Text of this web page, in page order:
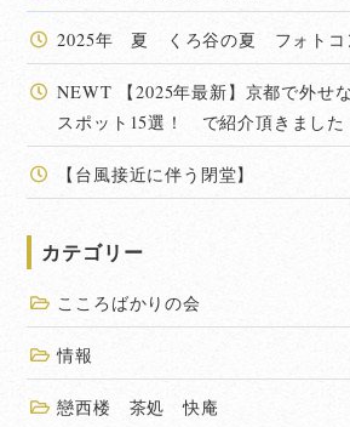
2025年 夏 くろ谷の夏 フォトコ
NEWT 【2025年最新】京都で外せ
スポット15選！ で紹介頂きました
【台風接近に伴う閉堂】
カテゴリー
こころばかりの会
情報
戀西楼 茶処 快庵